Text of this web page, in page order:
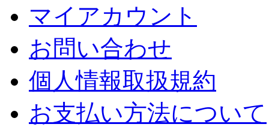
マイアカウント
お問い合わせ
個人情報取扱規約
お支払い方法について